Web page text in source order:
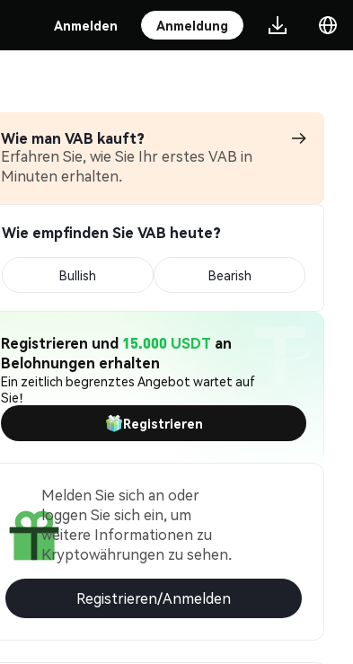
Anmelden Anmeldung
Wie man VAB kauft?
Erfahren Sie, wie Sie Ihr erstes VAB in
Minuten erhalten.
Wie empfinden Sie VAB heute?
Bullish Bearish
Registrieren und 15.000 USDT an
Belohnungen erhalten
Ein zeitlich begrenztes Angebot wartet auf
Sie!
Registrieren
Melden Sie sich an oder
loggen Sie sich ein, um
weitere Informationen zu
Kryptowährungen zu sehen.
Registrieren/Anmelden